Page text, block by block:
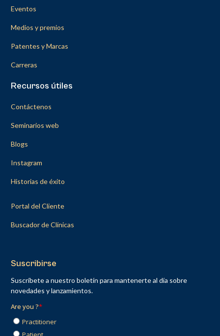
Eventos
Medios y premios
Patentes y Marcas
Carreras
Recursos útiles
Contáctenos
Seminarios web
Blogs
Instagram
Historias de éxito
Portal del Cliente
Buscador de Clínicas
Suscribirse
Suscríbete a nuestro boletín para mantenerte al día sobre
novedades y lanzamientos.